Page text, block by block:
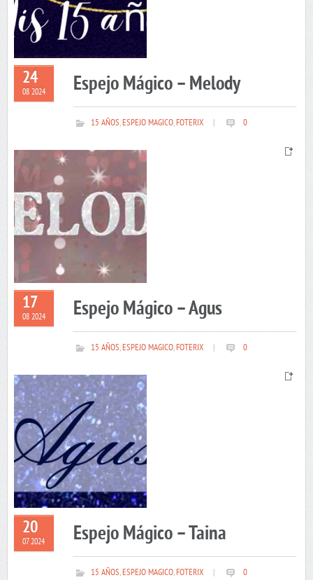
24
08 2024 Espejo Mágico – Melody
15 AÑOS,ESPEJO MAGICO,FOTERIX 0
17
08 2024 Espejo Mágico – Agus
15 AÑOS,ESPEJO MAGICO,FOTERIX 0
20
07 2024 Espejo Mágico – Taina
15 AÑOS,ESPEJO MAGICO,FOTERIX 0